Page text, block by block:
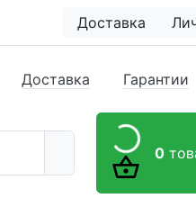
Доставка
Доставка Гарантии
0